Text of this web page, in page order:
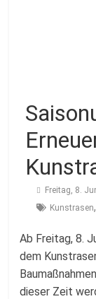
Freitag, 8.
Kunstrasen,
Ab Freitag, 8.
dem
dieser Zeit